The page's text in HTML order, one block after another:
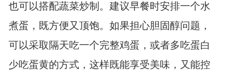
也可以搭配蔬菜炒制。建议早餐时安排一个水
煮蛋，既方便又顶饱。如果担心胆固醇问题，
可以采取隔天吃一个完整鸡蛋，或者多吃蛋白
少吃蛋黄的方式，这样既能享受美味，又能控